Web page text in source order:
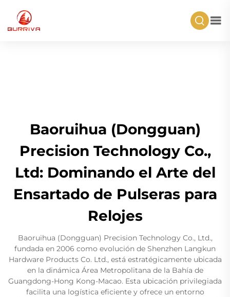
Baoruihua (Dongguan)
Precision Technology Co.,
Ltd: Dominando el Arte del
Ensartado de Pulseras para
Relojes
Baoruihua (Dongguan) Precision Technology Co., Ltd.,
fundada en 2006 como evolución de Shenzhen Langkun
Hardware Products Co. Ltd., está estratégicamente ubicada
en la dinámica Área Metropolitana de la Bahía de
Guangdong-Hong Kong-Macao. Esta ubicación privilegiada
facilita una logística eficiente y ofrece un entorno